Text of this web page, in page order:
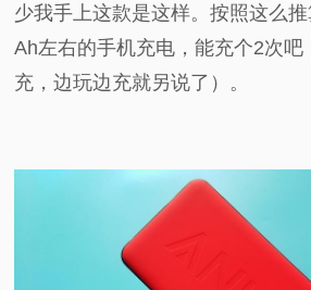
少我手上这款是这样。按照这么
Ah左右的手机充电，能充个2次吧
充，边玩边充就另说了）。